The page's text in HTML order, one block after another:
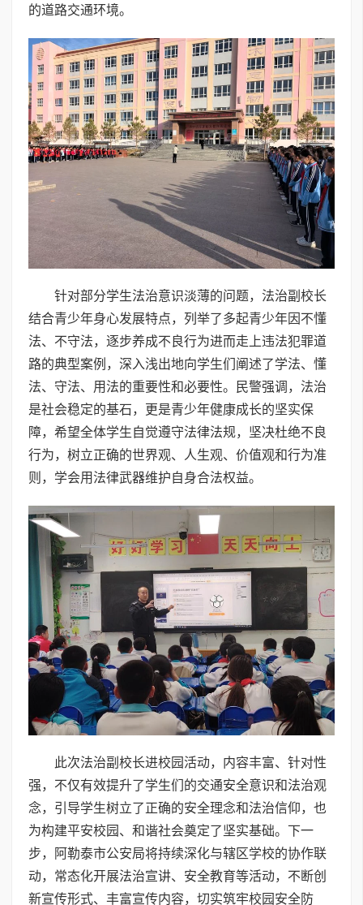
的道路交通环境。
针对部分学生法治意识淡薄的问题，法治副校长
结合青少年身心发展特点，列举了多起青少年因不懂
法、不守法，逐步养成不良行为进而走上违法犯罪道
路的典型案例，深入浅出地向学生们阐述了学法、懂
法、守法、用法的重要性和必要性。民警强调，法治
是社会稳定的基石，更是青少年健康成长的坚实保
障，希望全体学生自觉遵守法律法规，坚决杜绝不良
行为，树立正确的世界观、人生观、价值观和行为准
则，学会用法律武器维护自身合法权益。
此次法治副校长进校园活动，内容丰富、针对性
强，不仅有效提升了学生们的交通安全意识和法治观
念，引导学生树立了正确的安全理念和法治信仰，也
为构建平安校园、和谐社会奠定了坚实基础。下一
步，阿勒泰市公安局将持续深化与辖区学校的协作联
动，常态化开展法治宣讲、安全教育等活动，不断创
新宣传形式、丰富宣传内容，切实筑牢校园安全防